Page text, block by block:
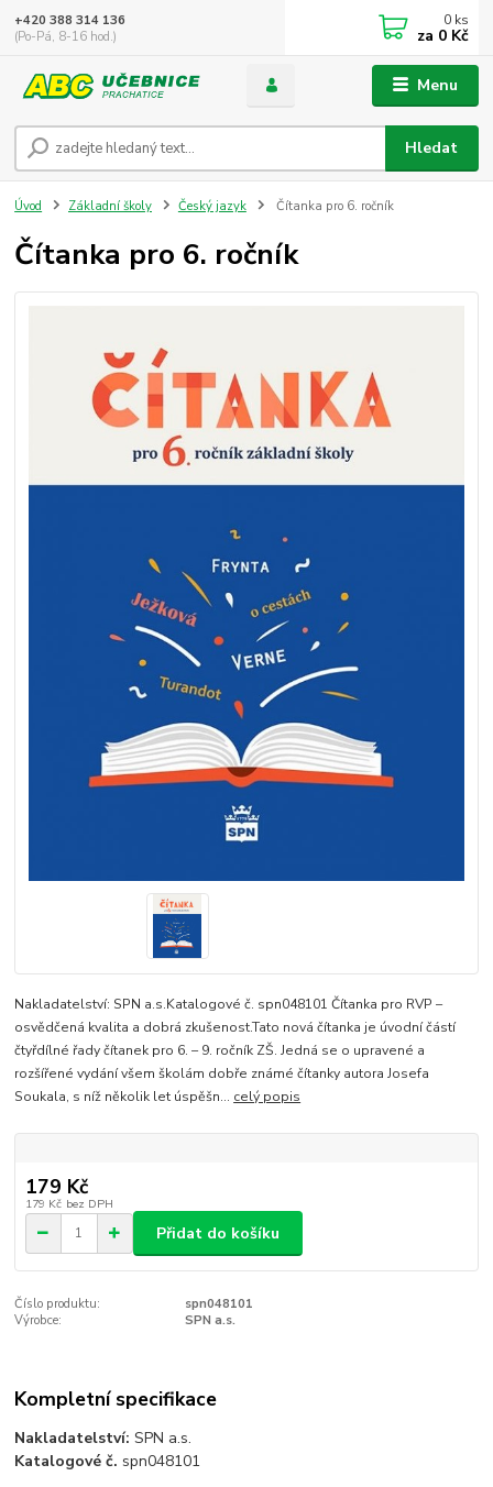
Menu
Hledat
+420 388 314 136
(Po-Pá, 8-16 hod.)
0 ks
za 0 Kč
Úvod Základní školy Český jazyk Čítanka pro 6. ročník
Čítanka pro 6. ročník
Nakladatelství: SPN a.s.Katalogové č. spn048101 Čítanka pro RVP –
osvědčená kvalita a dobrá zkušenost.Tato nová čítanka je úvodní částí
čtyřdílné řady čítanek pro 6. – 9. ročník ZŠ. Jedná se o upravené a
rozšířené vydání všem školám dobře známé čítanky autora Josefa
Soukala, s níž několik let úspěšn... celý popis
179 Kč
179 Kč bez DPH
Přidat do košíku
Číslo produktu:
spn048101
Výrobce:
SPN a.s.
Kompletní specifikace
Nakladatelství:SPN a.s.
Katalogové č. spn048101